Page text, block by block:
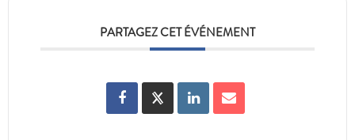
PARTAGEZ CET ÉVÉNEMENT